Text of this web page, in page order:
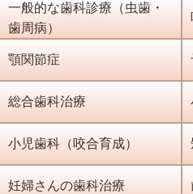
一般的な歯科診療（虫歯・
歯周病）
顎関節症
総合歯科治療
小児歯科（咬合育成）
妊婦さんの歯科治療